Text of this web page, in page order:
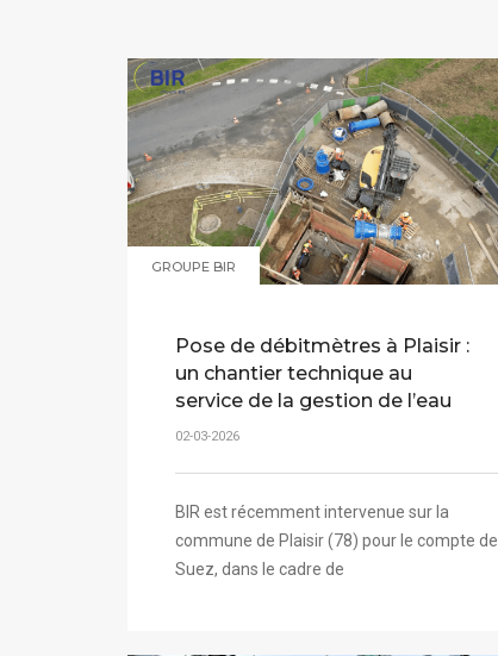
GROUPE BIR
Pose de débitmètres à Plaisir :
un chantier technique au
service de la gestion de l’eau
02-03-2026
BIR est récemment intervenue sur la
commune de Plaisir (78) pour le compte de
Suez, dans le cadre de